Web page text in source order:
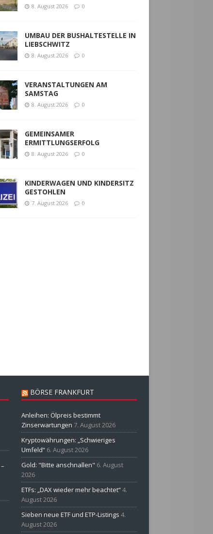
8. August 2026 0
UMBAU DER BUSHALTESTELLE IN
LIEBSCHWITZ
8. August 2026 0
VERANSTALTUNGEN AM
SAMSTAG
8. August 2026 0
GEMEINSAMER
ERMITTLUNGSERFOLG
8. August 2026 0
KINDERWAGEN UND KINDERSITZ
GESTOHLEN
7. August 2026 0
BÖRSE FRANKFURT
Anleihen: Ölpreis bestimmt
Zinserwartungen 7. August 2026
Kryptowährungen: „Schwieriges
Umfeld“ 6. August 2026
Gold: "Bitte anschnallen" 6. August
2026
ETFs: „DAX wieder mehr beachtet“4.
August 2026
Sieben neue ETF und ETP-Listings 4.
August 2026